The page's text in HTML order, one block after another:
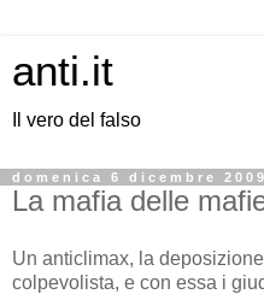
anti.it
Il vero del falso
domenica 6 dicembre 2009
La mafia delle
Un anticlimax, la
colpevolista, e con essa i